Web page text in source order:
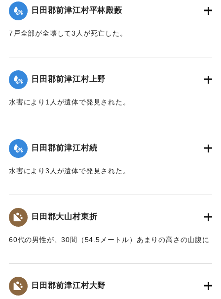
｜固有コード:
日田郡前津江村平林殿藪
7戸全部が全壊して3人が死亡した。
｜固有コード:00268364
日田郡前津江村上野
水害により1人が遺体で発見された。
｜固有コード:00268365
日田郡前津江村続
水害により3人が遺体で発見された。
｜固有コード:00268366
日田郡大山村東折
60代の男性が、30間（54.5メートル）あまりの高さの山腹に
この男性がその土砂にのったまま滑り降ちて自宅の屋根の上
に落ちかかり、足にけがを負った。
【出典：大分新聞 大正10年6月25日朝刊7面】
日田郡前津江村大野